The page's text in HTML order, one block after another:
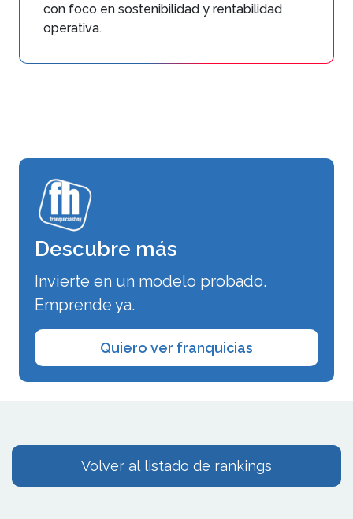
con foco en sostenibilidad y rentabilidad
operativa.
Descubre más
Invierte en un modelo probado.
Emprende ya.
Quiero ver franquicias
Volver al listado de rankings